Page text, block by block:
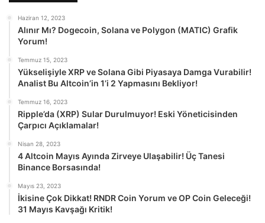
Haziran 12, 2023
Alınır Mı? Dogecoin, Solana ve Polygon (MATIC) Grafik
Yorum!
Temmuz 15, 2023
Yükselişiyle XRP ve Solana Gibi Piyasaya Damga Vurabilir!
Analist Bu Altcoin’in 1’i 2 Yapmasını Bekliyor!
Temmuz 16, 2023
Ripple’da (XRP) Sular Durulmuyor! Eski Yöneticisinden
Çarpıcı Açıklamalar!
Nisan 28, 2023
4 Altcoin Mayıs Ayında Zirveye Ulaşabilir! Üç Tanesi
Binance Borsasında!
Mayıs 23, 2023
İkisine Çok Dikkat! RNDR Coin Yorum ve OP Coin Geleceği!
31 Mayıs Kavşağı Kritik!